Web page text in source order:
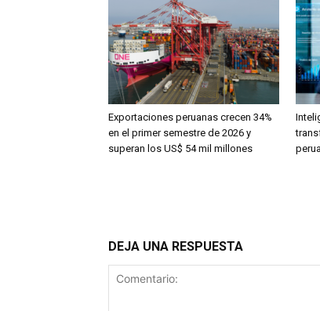
Exportaciones peruanas crecen 34%
en el primer semestre de 2026 y
superan los US$ 54 mil millones
DEJA UNA RESPUESTA